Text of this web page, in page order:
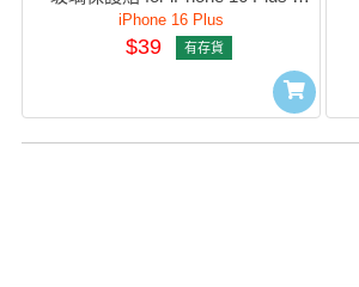
#PzAP24DiVLD
iPhone 16 Plus
$39 有存貨